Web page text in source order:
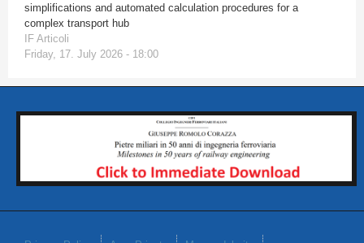
simplifications and automated calculation procedures for a
complex transport hub
IF Articoli
Friday, 17. July 2026 - 18:00